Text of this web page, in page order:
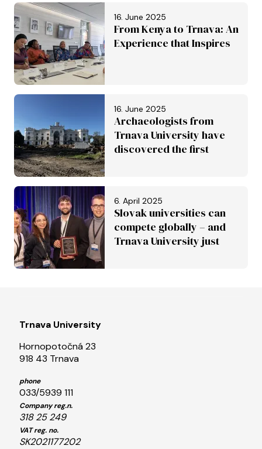
16. June 2025
From Kenya to Trnava: An
Experience that Inspires
16. June 2025
Archaeologists from
Trnava University have
discovered the first
World Heritage List
6. April 2025
Slovak universities can
compete globally – and
Trnava University just
Trnava University
Hornopotočná 23
918 43 Trnava
phone
033/5939 111
Company reg.n.
318 25 249
VAT reg. no.
SK2021177202